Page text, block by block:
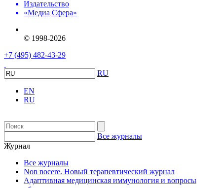
Издательство
«Медиа Сфера»
© 1998-2026
+7 (495) 482-43-29
RU
EN
RU
Все журналы
Журнал
Все журналы
Non nocere. Новый терапевтический журнал
Адаптивная медицинская иммунология и вопросы